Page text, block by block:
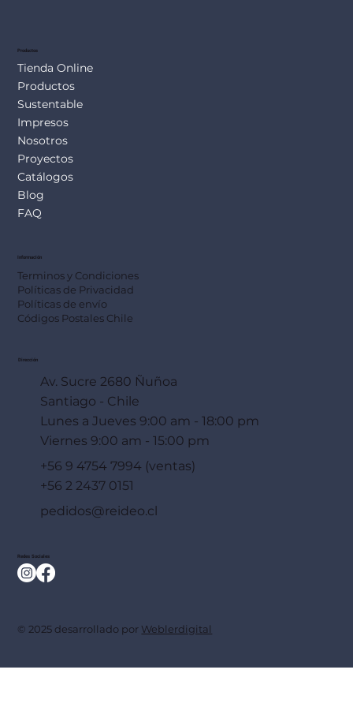
Productos
Tienda Online
Productos
Sustentable
Impresos
Nosotros
Proyectos
Catálogos
Blog
FAQ
Información
Terminos y Condiciones
Políticas de Privacidad
Políticas de envío
Códigos Postales Chile
Dirección
Av. Sucre 2680 Ñuñoa
Santiago - Chile
Lunes a Jueves 9:00 am - 18:00 pm
Viernes 9:00 am - 15:00 pm
+56 9 4754 7994 (ventas)
+56 2 2437 0151
pedidos@reideo.cl
Redes Sociales
© 2025 desarrollado por Weblerdigital